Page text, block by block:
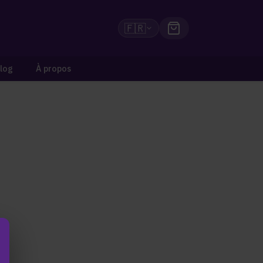
🇫🇷
À propos